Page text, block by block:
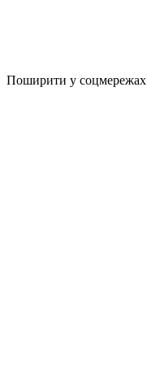
Поширити у соцмережах